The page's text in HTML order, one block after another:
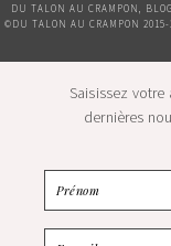
DU TALON AU CRAMPON,
©DU TALON AU CRAMPON 2015-
Saisissez
dernières